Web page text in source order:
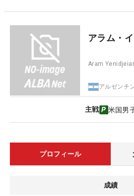
アラム・
Aram
アルゼンチ
主戦 米国男
プロフィール
成績